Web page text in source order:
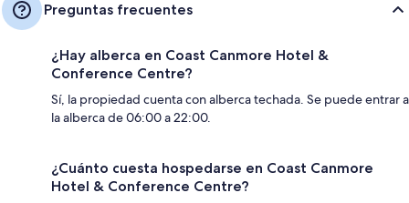
Preguntas frecuentes
¿Hay alberca en Coast Canmore Hotel &
Conference Centre?
Sí, la propiedad cuenta con alberca techada. Se puede entrar a
la alberca de 06:00 a 22:00.
¿Cuánto cuesta hospedarse en Coast Canmore
Hotel & Conference Centre?